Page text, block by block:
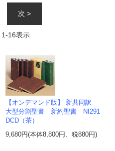
次 >
1-16表示
【オンデマンド版】 新共同訳
大型分割聖書 新約聖書 NI291
DCD（茶）
9,680円(本体8,800円、税880円)